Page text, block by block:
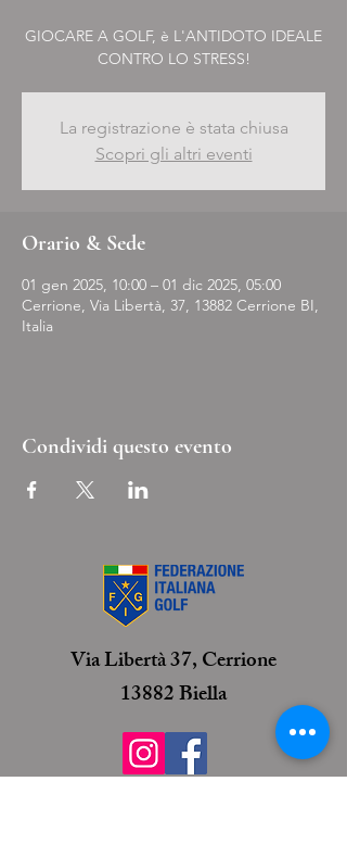
GIOCARE A GOLF, è L'ANTIDOTO IDEALE
CONTRO LO STRESS!
La registrazione è stata chiusa
Scopri gli altri eventi
Orario & Sede
01 gen 2025, 10:00 – 01 dic 2025, 05:00
Cerrione, Via Libertà, 37, 13882 Cerrione BI,
Italia
Condividi questo evento
Via Libertà 37, Cerrione
13882 Biella